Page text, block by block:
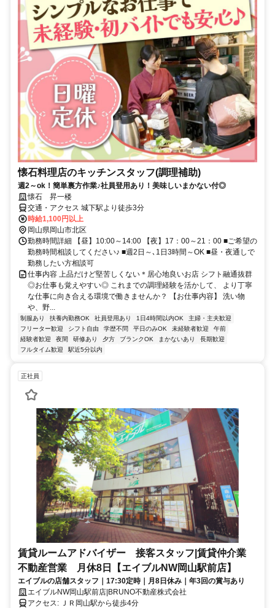
懐石料理店のキッチンスタッフ(調理補助)
週2～ok！簡単裏方作業♪社員登用あり！美味しいまかない付◎
懐石 昇一楼
交通・アクセス 城下駅より徒歩3分
時給1,100円以上
岡山県岡山市北区
勤務時間詳細 【昼】10:00～14:00 【夜】17：00～21：00 ■ご希望の
勤務時間相談してください♪ ■週2日～､1日3時間～OK ■昼・夜通しで
勤務したい方相談可
仕事内容 上品だけど堅苦しくない＊居心地良いお店 シフト融通抜群
◎お仕事も覚えやすい◎ これまでの調理経験を活かして、 より丁寧
な仕事に向き合える環境で働きませんか？ 【お仕事内容】 洗い物
や、野...
制服あり 扶養内勤務OK 社員登用あり 1日4時間以内OK
主婦・主夫歓迎
フリーター歓迎
シフト自由 学歴不問 平日のみOK 未経験者歓迎
午前
経験者歓迎
夜間 研修あり 夕方 ブランクOK まかないあり
長期歓迎
フルタイム歓迎
駅近5分以内
正社員
賃貸ルームアドバイザー 接客スタッフ|賃貸仲介業
不動産営業 月休8日【エイブルNW岡山駅前店】
エイブルの店舗スタッフ｜17:30定時｜月8日休み｜年3回の賞与あり
エイブルNW岡山駅前店|BRUNO不動産株式会社
アクセス: ＪＲ岡山駅から徒歩4分